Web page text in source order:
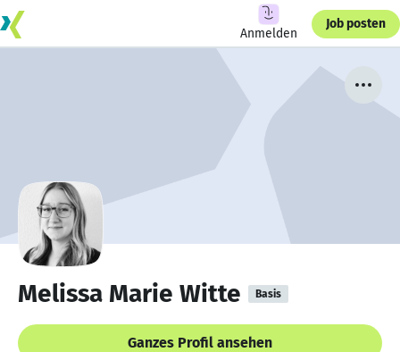
Anmelden
Job posten
Melissa Marie Witte Basis
Ganzes Profil ansehen